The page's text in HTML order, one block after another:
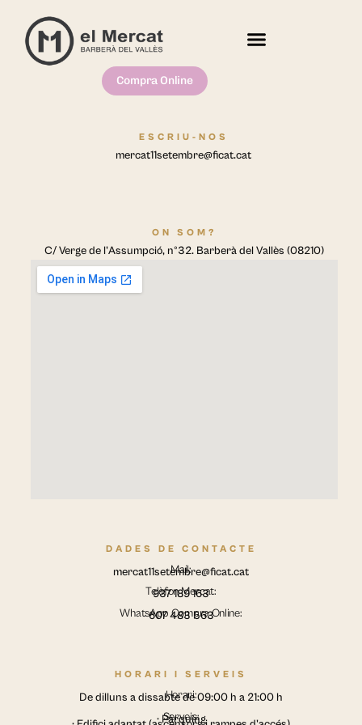
Compra Online
ESCRIU-NOS
mercat11setembre@ficat.cat
ON SOM?
C/ Verge de l'Assumpció, nº32. Barberà del Vallès (08210)
DADES DE CONTACTE
Mail:
mercat11setembre@ficat.cat
Telèfon Mercat:
937 189 163
WhatsApp Compra Online:
607 483 563
HORARI I SERVEIS
Horari:
De dilluns a dissabte de 09:00 h a 21:00 h
Serveis:
· Pàrquing